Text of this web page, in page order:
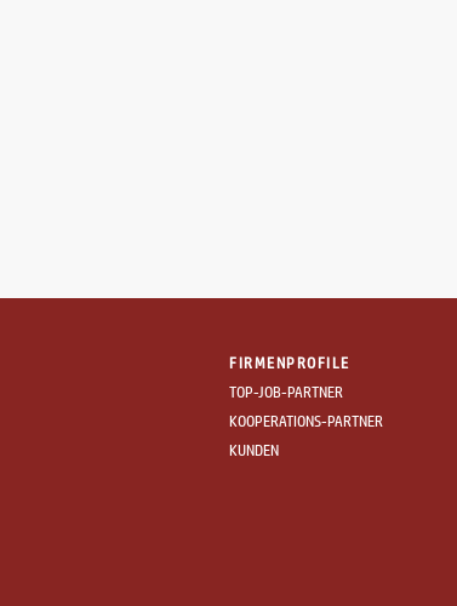
KOMPLET Mantler GmbH & Co KG
FIRMENPROFILE
TOP-JOB-PARTNER
KOOPERATIONS-PARTNER
KUNDEN